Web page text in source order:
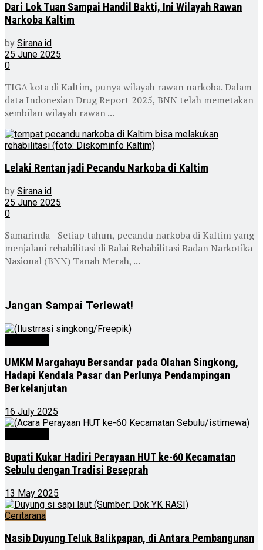
Dari Lok Tuan Sampai Handil Bakti, Ini Wilayah Rawan
Narkoba Kaltim
by Sirana.id
25 June 2025
0
TIGA kota di Kaltim, punya wilayah rawan narkoba. Dalam
data Indonesian Drug Report 2025, BNN telah memetakan
sembilan wilayah rawan ...
Lelaki Rentan jadi Pecandu Narkoba di Kaltim
by Sirana.id
25 June 2025
0
Samarinda - Setiap tahun, pecandu narkoba di Kaltim yang
menjalani rehabilitasi di Balai Rehabilitasi Badan Narkotika
Nasional (BNN) Tanah Merah, ...
Jangan Sampai Terlewat!
UMKM Margahayu Bersandar pada Olahan Singkong,
Hadapi Kendala Pasar dan Perlunya Pendampingan
Berkelanjutan
16 July 2025
Bupati Kukar Hadiri Perayaan HUT ke-60 Kecamatan
Sebulu dengan Tradisi Beseprah
13 May 2025
Ceritarana
Nasib Duyung Teluk Balikpapan, di Antara Pembangunan